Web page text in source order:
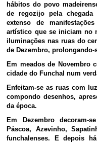
hábitos do povo
de regozijo pela
extenso de
artístico que se iniciam no
iluminações nas ruas do
de Dezembro, prolongando-
Em meados de Novembro
cidade do Funchal num
Enfeitam-se as ruas com
compondo desenhos,
da época.
Em Dezembro decoram-
Páscoa, Azevinho,
funchalenses. E depois